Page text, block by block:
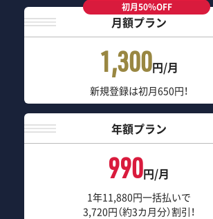
初月50％OFF
月額プラン
1,300円/月
新規登録は初月650円！
年額プラン
990円/月
1年11,880円一括払いで
3,720円（約3カ月分）割引！